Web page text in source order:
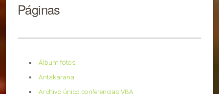
Páginas
Álbum fotos
Antakarana
Archivo único conferencias VBA